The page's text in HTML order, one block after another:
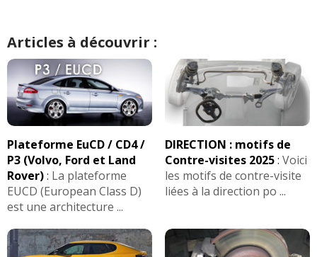
Articles à découvrir :
Plateforme EuCD / CD4 /
P3 (Volvo, Ford et Land
Rover): La plateforme
EUCD (European Class D)
est une architecture ...
DIRECTION : motifs de
Contre-visites 2025: Voici
les motifs de contre-visite
liées à la direction po ...